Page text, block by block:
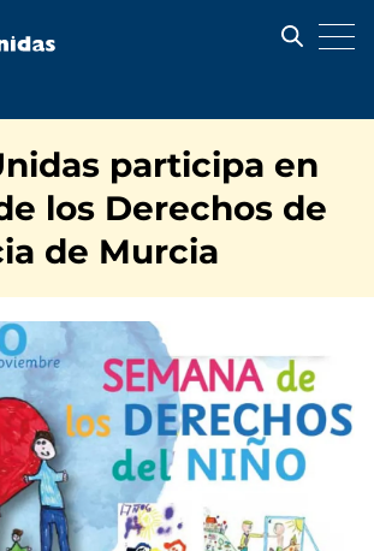
participa en
los Derechos de
de Murcia